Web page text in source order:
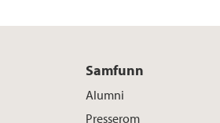
Samfunn
Alumni
Presserom